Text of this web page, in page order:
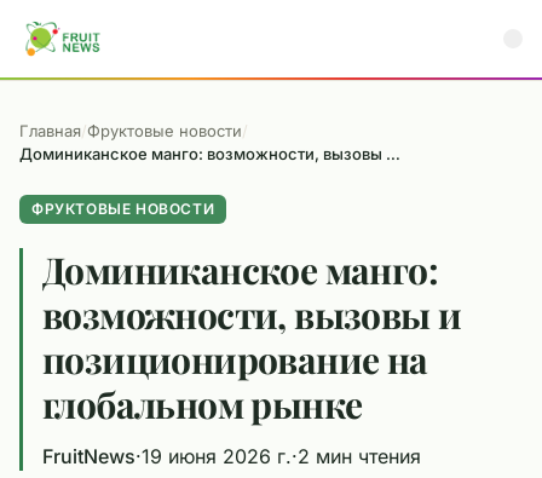
Главная/Фруктовые новости/
Доминиканское манго: возможности, вызовы и позиционирование на глобальном рынке
ФРУКТОВЫЕ НОВОСТИ
Доминиканское манго:
возможности, вызовы и
позиционирование на
глобальном рынке
FruitNews·19 июня 2026 г.·2 мин чтения